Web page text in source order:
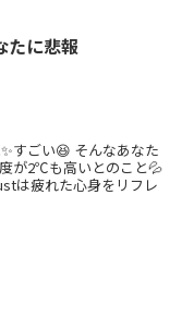
たに悲報
すごい😆 そんなあなた
が2℃も高いとのこと💦
は疲れた心身をリフレ